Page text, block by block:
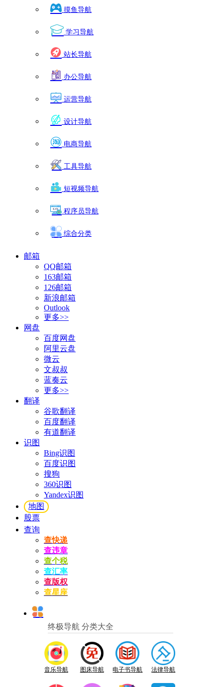
摸鱼导航
学习导航
站长导航
办公导航
运营导航
设计导航
电商导航
工具导航
短视频导航
程序员导航
综合分类
邮箱
QQ邮箱
163邮箱
126邮箱
新浪邮箱
Outlook
更多>>
网盘
百度网盘
阿里云盘
微云
文叔叔
蓝奏云
更多>>
翻译
谷歌翻译
百度翻译
有道翻译
识图
Bing识图
百度识图
搜狗
360识图
Yandex识图
地图
股票
查询
查快递
查违章
查个税
查汇率
查版权
查星座
终极导航 分类大全
音乐导航 图床导航 电子书导航 法律导航